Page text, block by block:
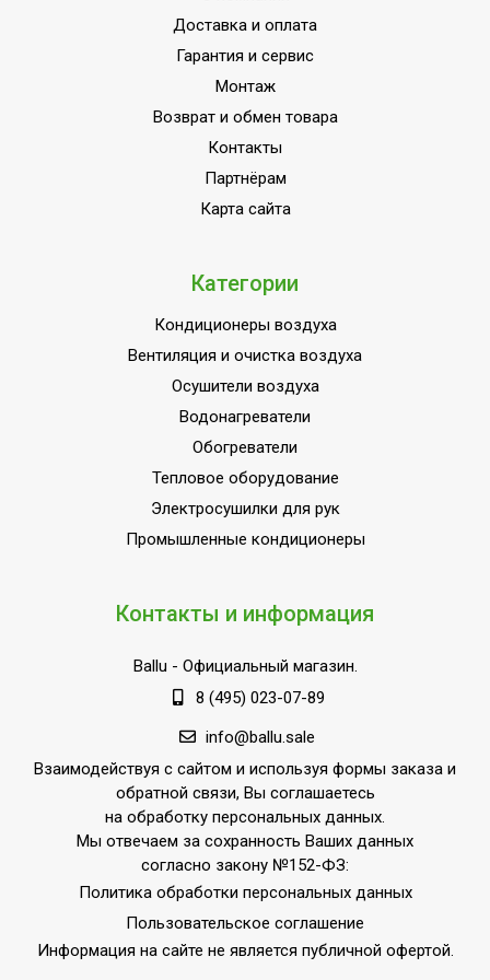
режим;Автоотключение
при низком уровне
воды;Защита
управления от
детей;Индикация
включения;Ионизация
29
Установка реального
Макс. температура
заливаемой воды
Эффективен для помещ.
Встроенный гигрометр
Да
Функция ионизации
Дыхательный тренажер
Да
Да
Сенсорное
Вес товара (нетто)
2.6
Макс. потребляемая
мощность, Вт
110
Уровень шума
21
Автоматический режим
Да
Система стерилизации
Нет
Доставка и оплата
Гарантия и сервис
Монтаж
Возврат и обмен товара
Контакты
Партнёрам
Карта сайта
Категории
Кондиционеры воздуха
Вентиляция и очистка воздуха
Осушители воздуха
Водонагреватели
Обогреватели
Тепловое оборудование
Электросушилки для рук
Промышленные кондиционеры
Контакты и информация
Ballu - Официальный магазин.
8 (495) 023-07-89
info@ballu.sale
Взаимодействуя с сайтом и используя формы заказа и
обратной связи, Вы соглашаетесь
на обработку персональных данных.
Мы отвечаем за сохранность Ваших данных
согласно закону №152-ФЗ:
Политика обработки персональных данных
Пользовательское соглашение
Информация на сайте не является публичной офертой.